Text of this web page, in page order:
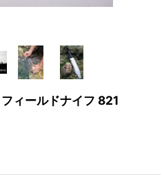
ィールドナイフ 821